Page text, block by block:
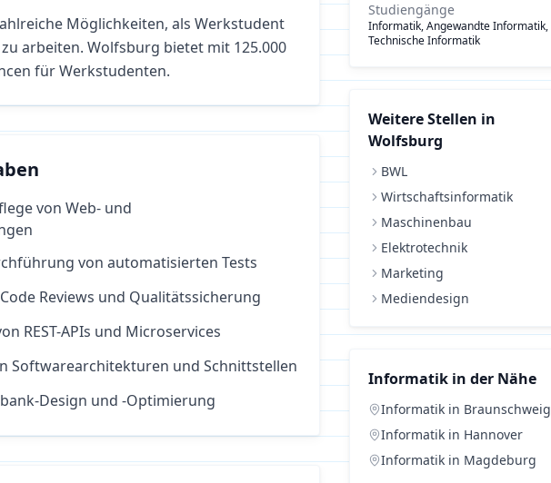
Möglichkeiten, als Werkstudent
zu arbeiten. Wolfsburg bietet mit 125.000
für Werkstudenten.
von Web- und
von automatisierten Tests
Reviews und Qualitätssicherung
REST-APIs und Microservices
Softwarearchitekturen und Schnittstellen
Design und -Optimierung
Studiengänge
Informatik, Angewandte Informatik,
Technische Informatik
Weitere Stellen in
Wolfsburg
BWL
Wirtschaftsinformatik
Maschinenbau
Elektrotechnik
Marketing
Mediendesign
Informatik in der Nähe
Informatik in Braunschweig
Informatik in Hannover
Informatik in Magdeburg